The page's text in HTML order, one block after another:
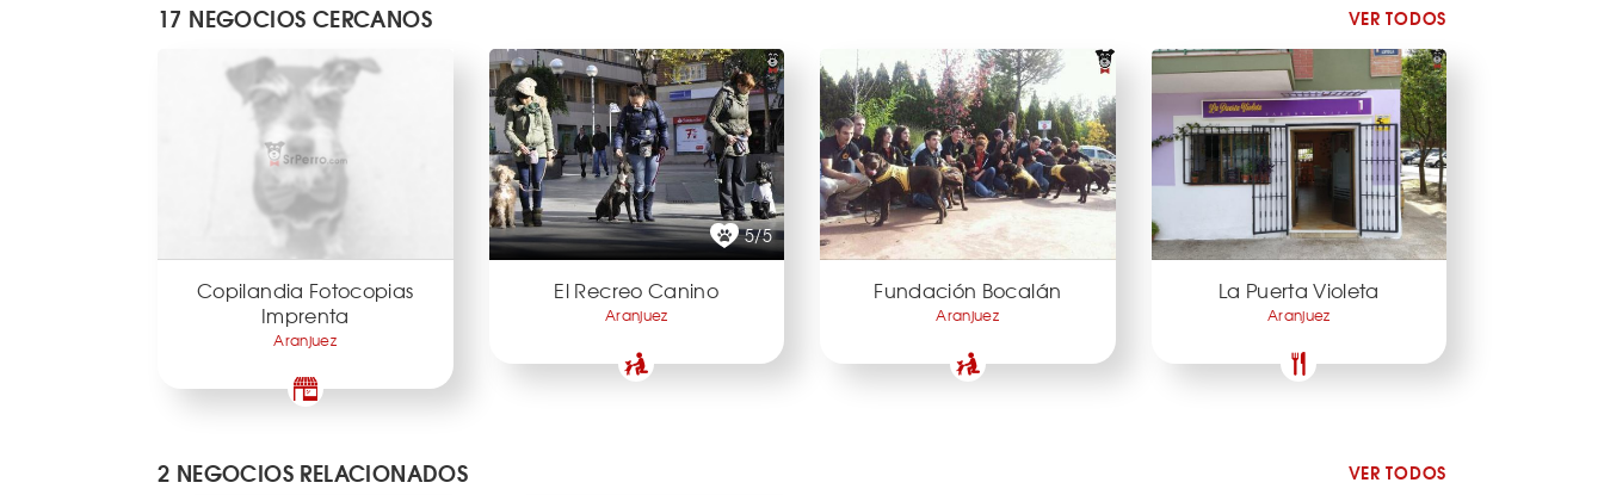
17 NEGOCIOS CERCANOS
VER TODOS
Copilandia Fotocopias
Imprenta
Aranjuez
5/5
El Recreo Canino
Aranjuez
Fundación Bocalán
Aranjuez
La Puerta Violeta
Aranjuez
2 NEGOCIOS RELACIONADOS VER TODOS